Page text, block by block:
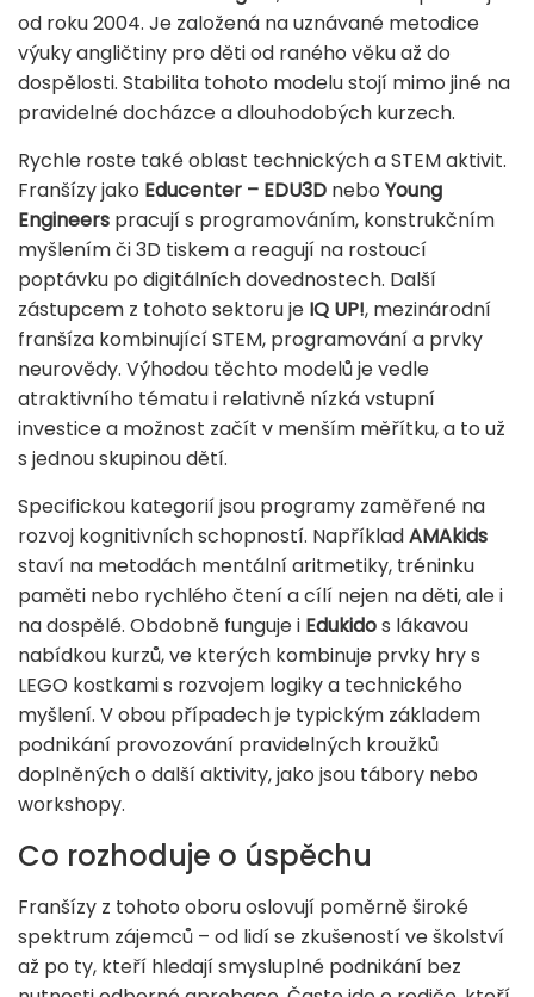
od roku 2004. Je založená na uznávané metodice
výuky angličtiny pro děti od raného věku až do
dospělosti. Stabilita tohoto modelu stojí mimo jiné na
pravidelné docházce a dlouhodobých kurzech.
Rychle roste také oblast technických a STEM aktivit.
Franšízy jako Educenter – EDU3D nebo Young
Engineers pracují s programováním, konstrukčním
myšlením či 3D tiskem a reagují na rostoucí
poptávku po digitálních dovednostech. Další
zástupcem z tohoto sektoru je IQ UP!, mezinárodní
franšíza kombinující STEM, programování a prvky
neurovědy. Výhodou těchto modelů je vedle
atraktivního tématu i relativně nízká vstupní
investice a možnost začít v menším měřítku, a to už
s jednou skupinou dětí.
Specifickou kategorií jsou programy zaměřené na
rozvoj kognitivních schopností. NapříkladAMAkids
staví na metodách mentální aritmetiky, tréninku
paměti nebo rychlého čtení a cílí nejen na děti, ale i
na dospělé. Obdobně funguje i Edukidos lákavou
nabídkou kurzů, ve kterých kombinuje prvky hry s
LEGO kostkami s rozvojem logiky a technického
myšlení. V obou případech je typickým základem
podnikání provozování pravidelných kroužků
doplněných o další aktivity, jako jsou tábory nebo
workshopy.
Co rozhoduje o úspěchu
Franšízy z tohoto oboru oslovují poměrně široké
spektrum zájemců – od lidí se zkušeností ve školství
až po ty, kteří hledají smysluplné podnikání bez